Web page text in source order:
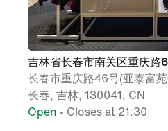
吉林省长春市南关区重庆路
长春市重庆路46号(亚泰富苑
长春, 吉林, 130041, CN
Open • Closes at 21:30